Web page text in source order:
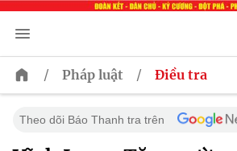
/ Pháp luật / Điều tra
Theo dõi Báo Thanh tra trên